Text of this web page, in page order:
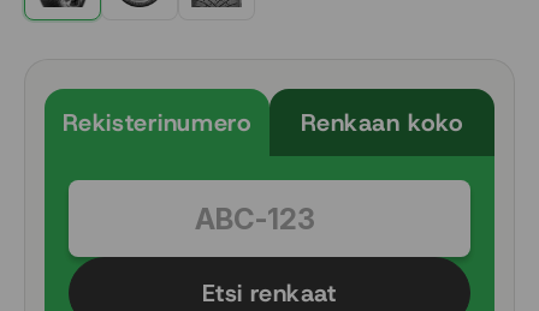
Rekisterinumero Renkaan koko
Etsi renkaat